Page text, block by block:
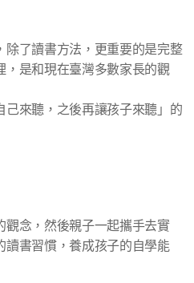
除了讀書方法，更重要的是完整
，是和現在臺灣多數家長的觀
己來聽，之後再讓孩子來聽」的
念，然後親子一起攜手去實
讀書習慣，養成孩子的自學能